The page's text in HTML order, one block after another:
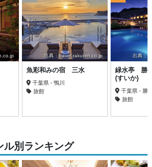
出典：travel.rakuten.co.jp
魚彩和みの宿 三水
千葉県 - 鴨川
旅館
出典：
緑水亭 勝
(すいか)
千葉県 - 勝
旅館
ル別ランキング